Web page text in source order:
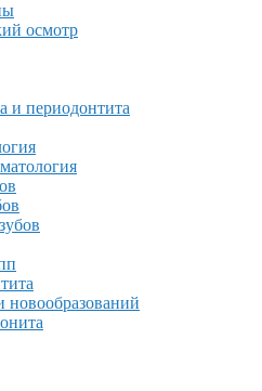
осмотр
и периодонтита
новообразований